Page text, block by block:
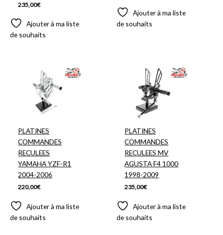
235,00€
Ajouter à ma liste
de souhaits
Ajouter à ma liste
de souhaits
PLATINES
COMMANDES
RECULEES
YAMAHA YZF-R1
2004-2006
220,00€
Ajouter à ma liste
de souhaits
PLATINES
COMMANDES
RECULEES MV
AGUSTA F4 1000
1998-2009
235,00€
Ajouter à ma liste
de souhaits